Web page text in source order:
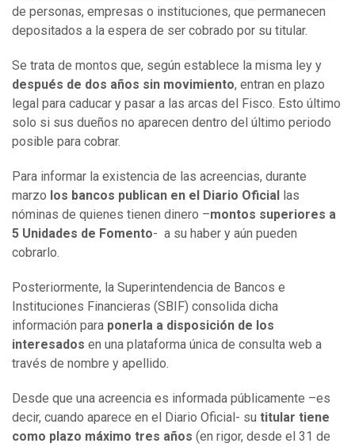
de personas, empresas o instituciones, que permanecen
depositados a la espera de ser cobrado por su titular.
Se trata de montos que, según establece la misma ley y
después de dos años sin movimiento, entran en plazo
legal para caducar y pasar a las arcas del Fisco. Esto último
solo si sus dueños no aparecen dentro del último periodo
posible para cobrar.
Para informar la existencia de las acreencias, durante
marzo los bancos publican en el Diario Oficial
las
nóminas de quienes tienen dinero –montos superiores a
5 Unidades de Fomento- a su haber y aún pueden
cobrarlo.
Posteriormente, la Superintendencia de Bancos e
Instituciones Financieras (SBIF) consolida dicha
información para ponerla a disposición de los
interesados en una plataforma única de consulta web a
través de nombre y apellido.
Desde que una acreencia es informada públicamente –es
decir, cuando aparece en el Diario Oficial- su titular tiene
como plazo máximo tres años (en rigor, desde el 31 de